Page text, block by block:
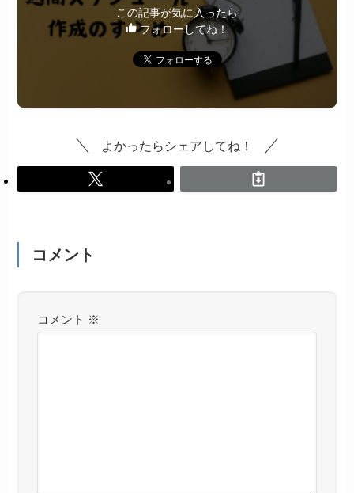
この記事が気に入ったら
フォローしてね！
よかったらシェアしてね！
コメント
コメント ※